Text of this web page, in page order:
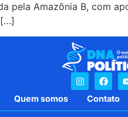
pela Amazônia B, com
[…]
Quem somos Contato